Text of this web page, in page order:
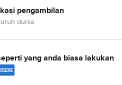
pengambilan
dunia
yang anda biasa lakukan